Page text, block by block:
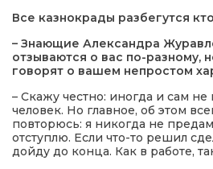
Все казнокрады разбегутся
– Знающие Александра
отзываются о вас по-разному,
говорят о вашем непростом
– Скажу честно: иногда и сам не
человек. Но главное, об этом
повторюсь: я никогда не
отступлю. Если что-то решил
дойду до конца. Как в работе,